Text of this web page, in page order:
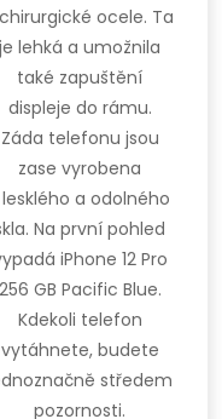
ocele. Ta
je lehká a umožnila
také zapuštění
displeje do rámu.
Záda telefonu jsou
zase vyrobena
lesklého a odolného
Na první pohled
iPhone 12 Pro
256 GB Pacific Blue.
Kdekoli telefon
vytáhnete, budete
středem
pozornosti.